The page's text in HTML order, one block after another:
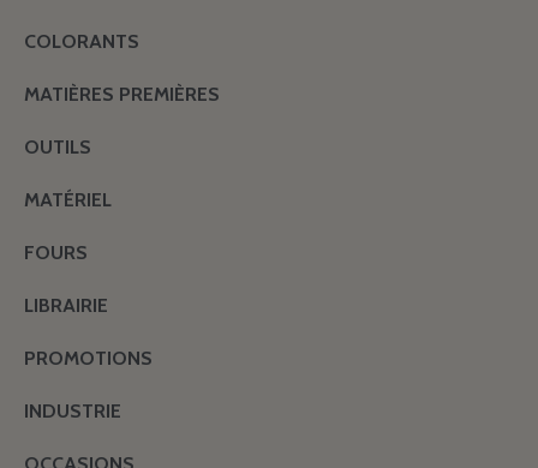
COLORANTS
MATIÈRES PREMIÈRES
OUTILS
MATÉRIEL
FOURS
LIBRAIRIE
PROMOTIONS
INDUSTRIE